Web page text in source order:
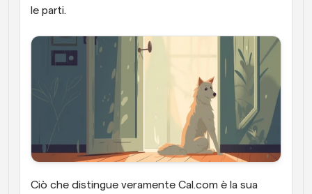
le parti.
Ciò che distingue veramente Cal.com è la sua